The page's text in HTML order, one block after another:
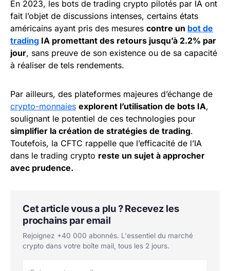
En 2023, les bots de trading crypto pilotés par IA ont
fait l’objet de discussions intenses, certains états
américains ayant pris des mesures contre un bot de
trading IA promettant des retours jusqu’à 2.2% par
jour, sans preuve de son existence ou de sa capacité
à réaliser de tels rendements.
Par ailleurs, des plateformes majeures d’échange de
crypto-monnaies explorent l’utilisation de bots IA,
soulignant le potentiel de ces technologies pour
simplifier la création de stratégies de trading.
Toutefois, la CFTC rappelle que l’efficacité de l’IA
dans le trading crypto reste un sujet à approcher
avec prudence.
Cet article vous a plu ? Recevez les
prochains par email
Rejoignez +40 000 abonnés. L'essentiel du marché
crypto dans votre boîte mail, tous les 2 jours.